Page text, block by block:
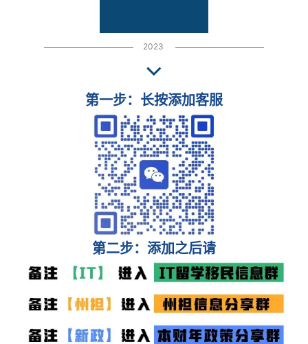
2023
第一步：长按添加客服
第二步：添加之后请